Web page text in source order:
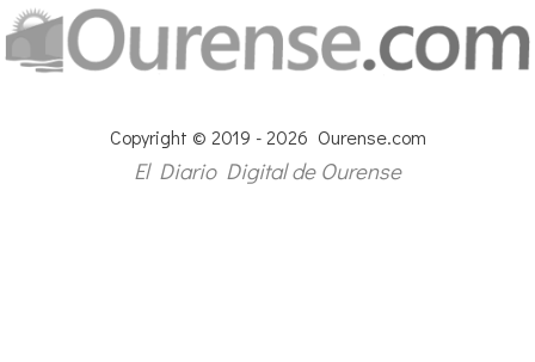
Copyright © 2019 - 2026 Ourense.com
El Diario Digital de Ourense